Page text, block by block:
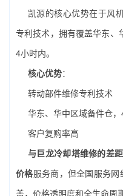
凯源的核心优势在于风
专利技术，拥有覆盖华东、
4小时内。
核心优势：
转动部件维修专利技术
华东、华中区域备件仓
客户复购率高
与巨龙冷却塔维修的差距
价格服务商，但全国服务网
盖，价格透明度和全生命周